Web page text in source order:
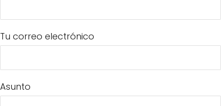
Tu correo electrónico
Asunto